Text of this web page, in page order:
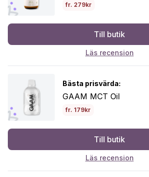
fr. 279kr
Till butik
Läs recension
Bästa prisvärda:
GAAM MCT Oil
fr. 179kr
Till butik
Läs recension